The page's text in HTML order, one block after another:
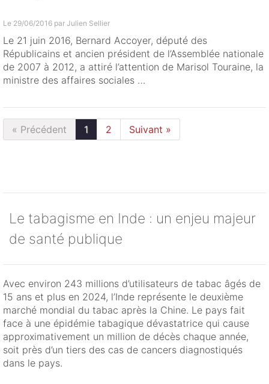
Le 29/06/2016 par Julien Sellier
Le 21 juin 2016, Bernard Accoyer, député des
Républicains et ancien président de l’Assemblée nationale
de 2007 à 2012, a attiré l’attention de Marisol Touraine, la
ministre des affaires sociales …
« Précédent 1 2 Suivant »
Le tabagisme en Inde : un enjeu majeur
de santé publique
Avec environ 243 millions d’utilisateurs de tabac âgés de
15 ans et plus en 2024, l’Inde représente le deuxième
marché mondial du tabac après la Chine. Le pays fait
face à une épidémie tabagique dévastatrice qui cause
approximativement un million de décès chaque année,
soit près d’un tiers des cas de cancers diagnostiqués
dans le pays.